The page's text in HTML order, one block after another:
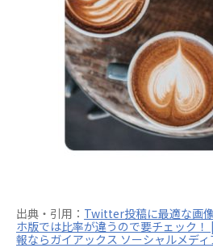
出典・引用： Twitter投稿に最適な画
ホ版では比率が違うので要チェック！
報ならガイアックス ソーシャルメディ